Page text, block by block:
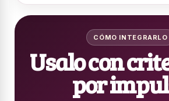
CÓMO INTEGRARLO
Usalo con
por